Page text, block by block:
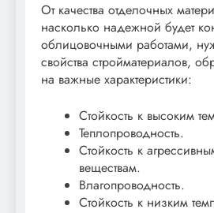
От качества отделочных
насколько надежной будет
облицовочными работами,
свойства стройматериалов,
на важные характеристики:
Стойкость к высоким
Теплопроводность.
Стойкость к
веществам.
Влагопроводность.
Стойкость к низким